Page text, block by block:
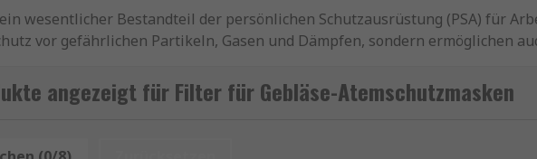
wesentlicher Bestandteil der persönlichen Schutzausrüstung (PSA) für
vor gefährlichen Partikeln, Gasen und Dämpfen, sondern ermöglichen
PAPR (Powered Air Purifying Respirators) bekannt, sind
denen die Atemluft stark belastet ist, wie in der chemischen Industrie, im
angezeigt für Filter für Gebläse-Atemschutzmasken